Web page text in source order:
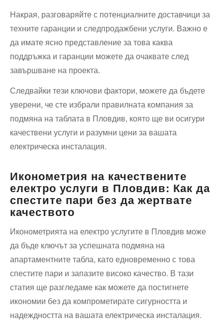
Накрая, разговаряйте с потенциалните доставчици за
техните гаранции и следпродажбени услуги. Важно е
да имате ясно представление за това каква
поддръжка и гаранции можете да очаквате след
завършване на проекта.
Следвайки тези ключови фактори, можете да бъдете
уверени, че сте избрали правилната компания за
подмяна на таблата в Пловдив, която ще ви осигури
качествени услуги и разумни цени за вашата
електрическа инсталация.
Иконометрия на качествените
електро услуги в Пловдив: Как да
спестите пари без да жертвате
качеството
Иконометрията на електро услугите в Пловдив може
да бъде ключът за успешната подмяна на
апартаментните табла, като едновременно с това
спестите пари и запазите високо качество. В тази
статия ще разгледаме как можете да постигнете
икономии без да компрометирате сигурността и
надеждността на вашата електрическа инсталация.